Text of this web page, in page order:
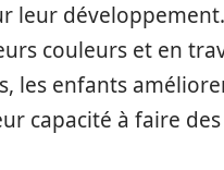
leur
couleurs et en
les enfants
capacité à faire